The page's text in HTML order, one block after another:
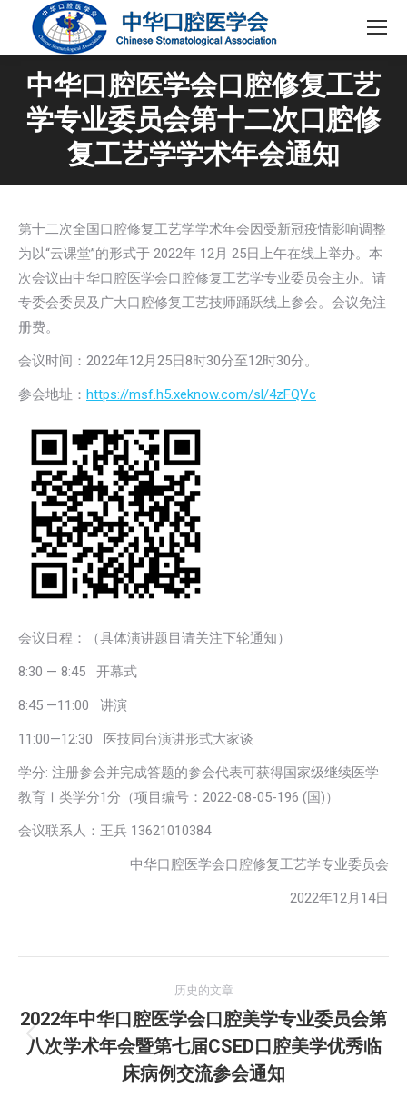
中华口腔医学会口腔修复工艺
学专业委员会第十二次口腔修
复工艺学学术年会通知
第十二次全国口腔修复工艺学学术年会因受新冠疫情影响调整
为以“云课堂”的形式于 2022年 12月 25日上午在线上举办。本
次会议由中华口腔医学会口腔修复工艺学专业委员会主办。请
专委会委员及广大口腔修复工艺技师踊跃线上参会。会议免注
册费。
会议时间：2022年12月25日8时30分至12时30分。
参会地址： https://msf.h5.xeknow.com/sl/4zFQVc
会议日程：（具体演讲题目请关注下轮通知）
8:30 — 8:45 开幕式
8:45 —11:00 讲演
11:00—12:30 医技同台演讲形式大家谈
学分: 注册参会并完成答题的参会代表可获得国家级继续医学
教育Ⅰ类学分1分（项目编号：2022-08-05-196 (国)）
会议联系人：王兵 13621010384
中华口腔医学会口腔修复工艺学专业委员会
2022年12月14日
章
导
历史的文章
历
史
2022年中华口腔医学会口腔美学专业委员会第
八次学术年会暨第七届CSED口腔美学优秀临
床病例交流参会通知